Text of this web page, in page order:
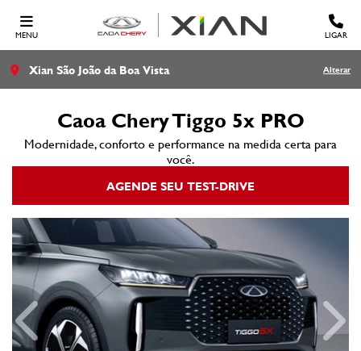
MENU LIGAR
Xian São João da Boa Vista Alterar
Caoa CheryTiggo 5x PRO
Modernidade, conforto e performance na medida certa para
você.
AGENDE SEU TEST-DRIVE
Anterior